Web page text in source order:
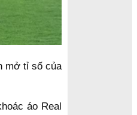
mở tỉ số của
áo Real